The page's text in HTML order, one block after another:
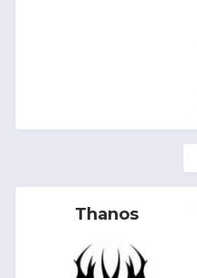
Thanos